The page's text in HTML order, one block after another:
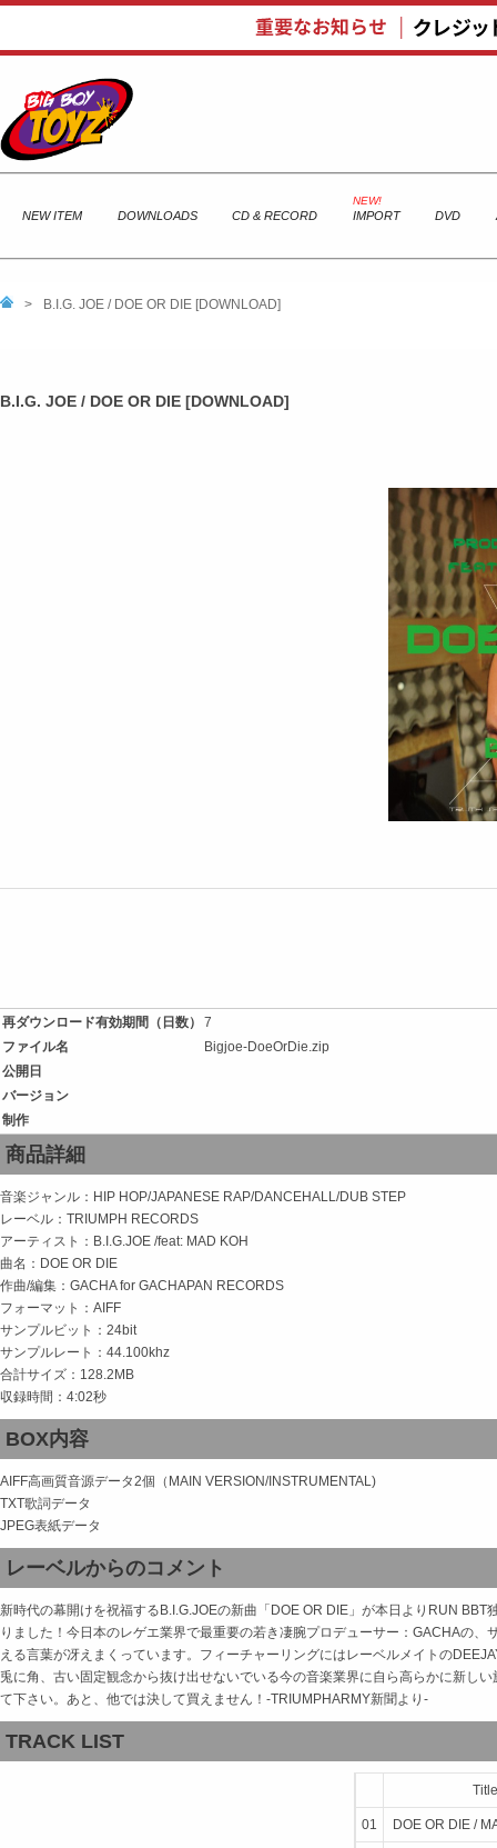
NEW ITEM DOWNLOADS CD & RECORD IMPORT DVD
> B.I.G. JOE / DOE OR DIE [DOWNLOAD]
B.I.G. JOE / DOE OR DIE [DOWNLOAD]
再ダウンロード有効期間（日数）
7
ファイル名
Bigjoe-DoeOrDie.zip
公開日
バージョン
制作
商品詳細
音楽ジャンル：HIP HOP/JAPANESE RAP/DANCEHALL/DUB STEP
レーベル：TRIUMPH RECORDS
アーティスト：B.I.G.JOE /feat: MAD KOH
曲名：DOE OR DIE
作曲/編集：GACHA for GACHAPAN RECORDS
フォーマット：AIFF
サンプルビット：24bit
サンプルレート：44.100khz
合計サイズ：128.2MB
収録時間：4:02秒
BOX内容
AIFF高画質音源データ2個（MAIN VERSION/INSTRUMENTAL)
TXT歌詞データ
JPEG表紙データ
レーベルからのコメント
新時代の幕開けを祝福するB.I.G.JOEの新曲「DOE OR DIE」が本日よりRUN
りました！今日本のレゲエ業界で最重要の若き凄腕プロデューサー：GACHAの
える言葉が冴えまくっています。フィーチャーリングにはレーベルメイトの
兎に角、古い固定観念から抜け出せないでいる今の音楽業界に自ら高らかに新し
て下さい。あと、他では決して買えません！-TRIUMPHARMY新聞より-
TRACK LIST
Title
01 DOE OR DIE /